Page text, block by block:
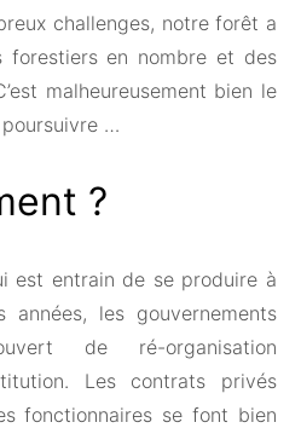
challenges, notre forêt a
forestiers en nombre et des
malheureusement bien le
…
?
est entrain de se produire à
les gouvernements
de ré-organisation
Les contrats privés
fonctionnaires se font bien